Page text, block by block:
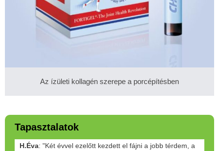
Az ízületi kollagén szerepe a porcépítésben
Tapasztalatok
H.Éva: "Két évvel ezelőtt kezdett el fájni a jobb térdem, a